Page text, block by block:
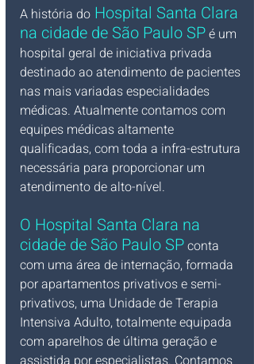
A história do Hospital Santa Clara
na cidade de São Paulo SP é um
hospital geral de iniciativa privada
destinado ao atendimento de pacientes
nas mais variadas especialidades
médicas. Atualmente contamos com
equipes médicas altamente
qualificadas, com toda a infra-estrutura
necessária para proporcionar um
atendimento de alto-nível.
O Hospital Santa Clara na
cidade de São Paulo SP conta
com uma área de internação, formada
por apartamentos privativos e semi-
privativos, uma Unidade de Terapia
Intensiva Adulto, totalmente equipada
com aparelhos de última geração e